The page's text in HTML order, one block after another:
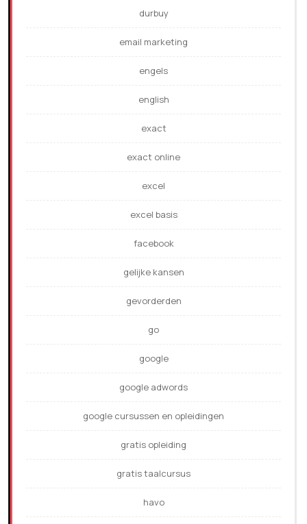
durbuy
email marketing
engels
english
exact
exact online
excel
excel basis
facebook
gelijke kansen
gevorderden
go
google
google adwords
google cursussen en opleidingen
gratis opleiding
gratis taalcursus
havo